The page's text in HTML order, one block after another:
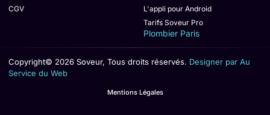
CGV
L'appli pour Android
Tarifs Soveur Pro
Plombier Paris
Copyright© 2026 Soveur, Tous droits réservés. Designer par Au
Service du Web
Mentions Légales